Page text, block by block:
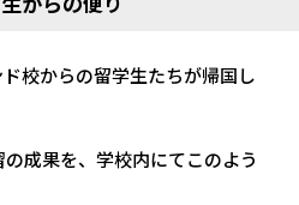
校からの留学生たちが帰国し
成果を、学校内にてこのよう